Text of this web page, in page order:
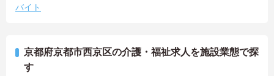
バイト
京都府京都市西京区の介護・福祉求人を施設業態で探
す